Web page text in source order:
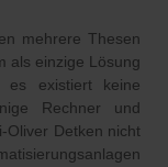
mehrere Thesen
als einzige Lösung
es existiert keine
Rechner und
Oliver Detken nicht